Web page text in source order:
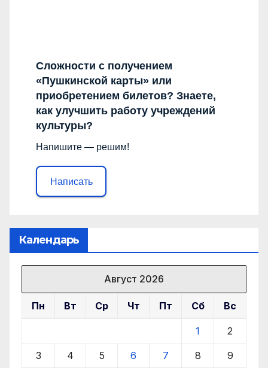
Сложности с получением
«Пушкинской карты» или
приобретением билетов? Знаете,
как улучшить работу учреждений
культуры?
Напишите — решим!
Написать
Календарь
Август 2026
Пн Вт Ср Чт Пт Сб Вс
1 2
3 4 5 6 7 8 9